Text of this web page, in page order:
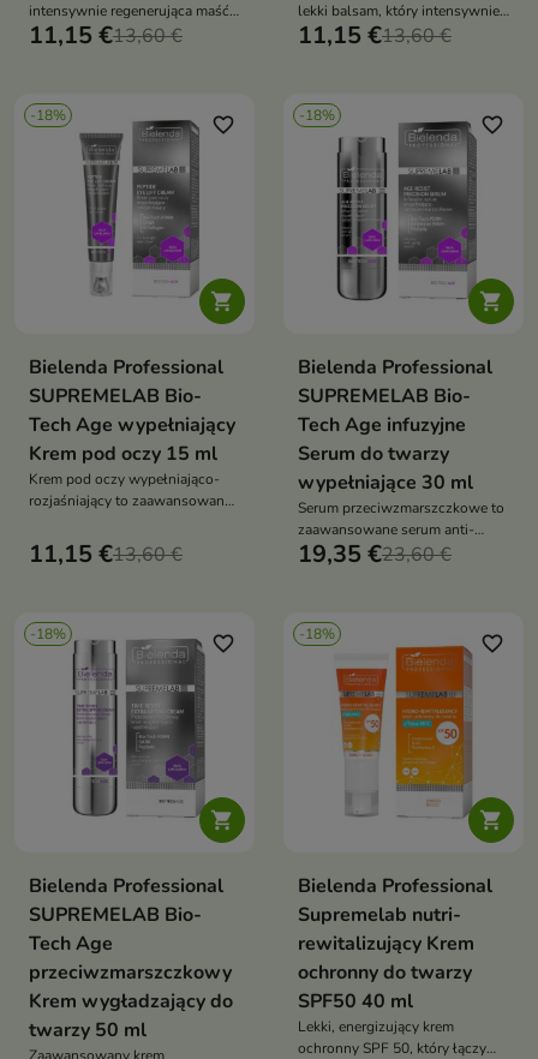
intensywnie regenerująca maść,
która zmiękcza, chroni i
11,15 €13,60 €
lekki balsam, który intensywnie
nawilża, regeneruje i wzmacnia
11,15 €13,60 €
-18%

favorite_border
Bielenda Professional
SUPREMELAB Bio-
Tech Age wypełniający
Krem pod oczy 15 ml
Krem pod oczy wypełniająco-
rozjaśniający to zaawansowany
zmarszczki, rozświetla
spojrzenie i poprawia
11,15 €13,60 €
-18%

favorite_border
Bielenda Professional
SUPREMELAB Bio-
Tech Age infuzyjne
Serum do twarzy
wypełniające 30 ml
Serum przeciwzmarszczkowe to
zaawansowane serum anti-
aging, które redukuje
19,35 €23,60 €
-18%

favorite_border
Bielenda Professional
SUPREMELAB Bio-
Tech Age
przeciwzmarszczkowy
Krem wygładzający do
twarzy 50 ml
-18%

favorite_border
Bielenda Professional
Supremelab nutri-
rewitalizujący Krem
ochronny do twarzy
SPF50 40 ml
Lekki, energizujący krem
ochronny SPF 50, który łączy